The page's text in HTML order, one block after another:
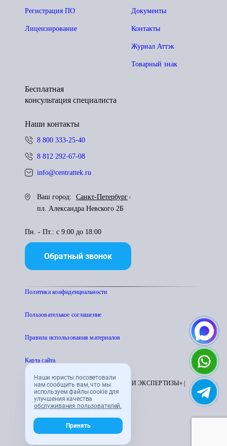
Наши юристы посоветовали
нам сообщить вам, что мы
используем файлы cookie для
улучшения качества
обслуживания пользователей.
Принять
Документы
Контакты
Журнал Аттэк
Товарный знак
Регистрация ПО
Лицензирование
Бесплатная
консультация специалиста
Наши контакты
8 800 333-25-40
8 812 292-67-08
info@centrattek.ru
Ваш город:
Санкт-Петербург
пл. Александра Невского 2Б
Пн. - Пт.: с 9:00 до 18:00
Обратный звонок
Политика конфиденциальности
Пользователькое соглашение
Правила использования материалов
Карта сайта
© 1995 - 2026 «ЦЕНТР АТТЕСТАЦИИ И ЭКСПЕРТИЗЫ» |
CENTRATTEK.RU